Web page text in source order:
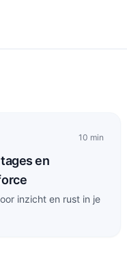
10 min
en
inzicht en rust in je